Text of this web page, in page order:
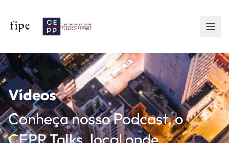
Vídeos
Conheça nosso Podcast, o